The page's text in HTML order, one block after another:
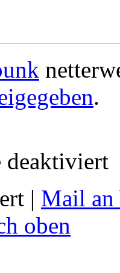
.
deaktiviert
| Mail an
oben